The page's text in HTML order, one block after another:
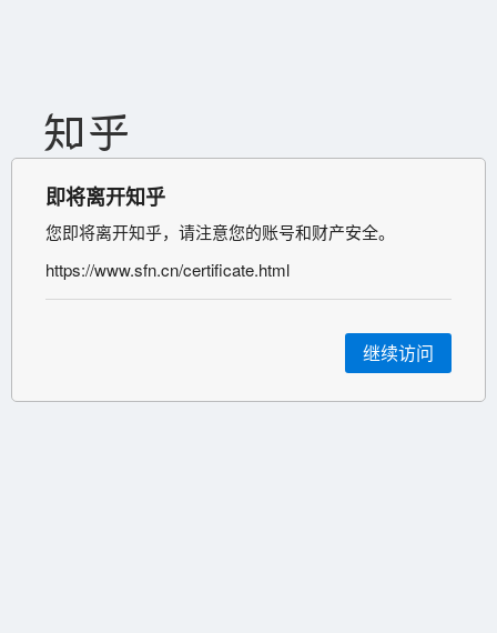
即将离开知乎
您即将离开知乎，请注意您的账号和财产安全。
https://www.sfn.cn/certificate.html
继续访问